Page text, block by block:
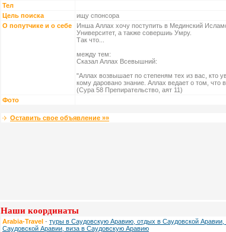
Тел
Цель поиска
ищу спонсора
О попутчике и о себе
Инша Аллах хочу поступить в Мединский
Университет, а также совершиь Умру.
Так что...
между тем:
Сказал Аллах Всевышний:
"Аллах возвышает по степеням тех из вас, кто
кому даровано знание. Аллах ведает о том, что
(Сура 58 Препирательство, аят 11)
Фото
Оставить свое объявление »»
Наши координаты
Arabia-Travel - туры в Саудовскую Аравию, отдых в Саудовской Аравии,
Саудовской Аравии, виза в Саудовскую Аравию